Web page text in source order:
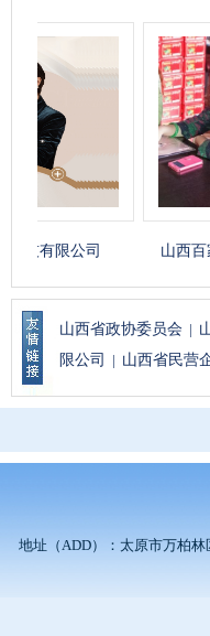
有限公司 山西百家
山西省政协委员会 |
限公司
| 山西省民营
地址（ADD）：太原市万柏